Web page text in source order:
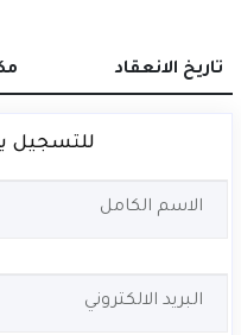
تاريخ الانعقاد
للتسجيل